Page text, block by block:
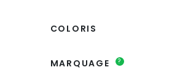
COLORIS
MARQUAGE ?